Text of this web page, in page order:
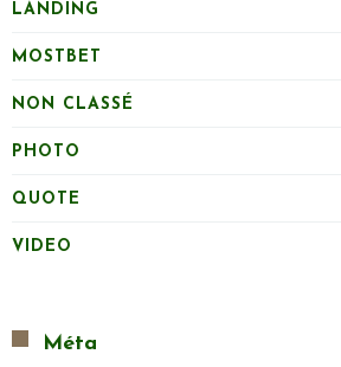
LANDING
MOSTBET
NON CLASSÉ
PHOTO
QUOTE
VIDEO
Méta